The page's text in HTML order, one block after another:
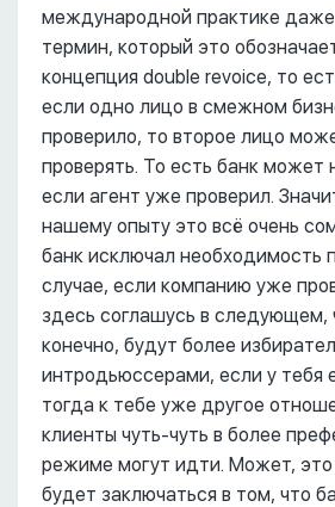
международной практике
термин, который это
концепция double revoice, то
если одно лицо в смежном
проверило, то второе лицо
проверять. То есть банк может
если агент уже проверил.
нашему опыту это всё очень
банк исключал необходимость
случае, если компанию уже
здесь соглашусь в следующем,
конечно, будут более
интродьюссерами, если у тебя
тогда к тебе уже другое
клиенты чуть-чуть в более
режиме могут идти. Может,
будет заключаться в том, что